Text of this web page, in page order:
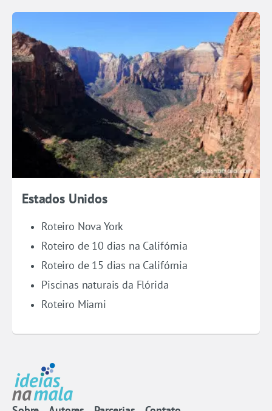
Estados Unidos
Roteiro Nova York
Roteiro de 10 dias na Califórnia
Roteiro de 15 dias na Califórnia
Piscinas naturais da Flórida
Roteiro Miami